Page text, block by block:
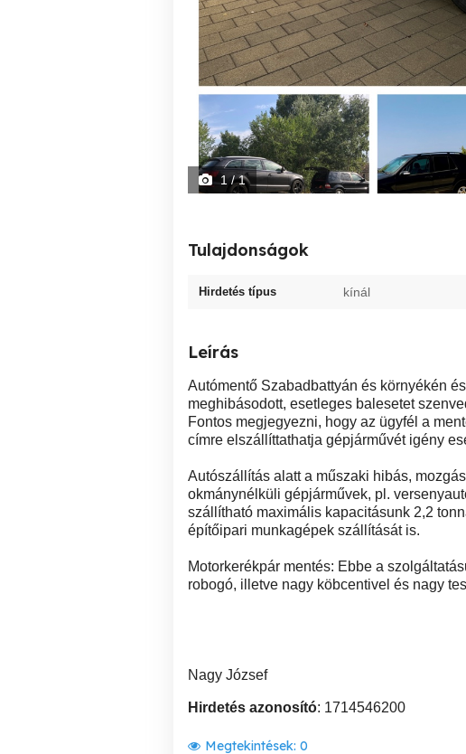
1/ 1
Tulajdonságok
Hirdetés típus kínál
Leírás
Autómentő Szabadbattyán és környékén
meghibásodott, esetleges balesetet
Fontos megjegyezni, hogy az ügyfél a
címre elszállíttathatja gépjárművét igény
Autószállítás alatt a műszaki hibás,
okmánynélküli gépjárművek, pl.
szállítható maximális kapacitásunk 2,2
építőipari munkagépek szállítását is.
Motorkerékpár mentés: Ebbe a
robogó, illetve nagy köbcentivel és nagy
Nagy József
Hirdetés azonosító: 1714546200
Megtekintések: 0